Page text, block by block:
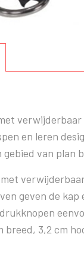
en leren
van plan
geven de
3,2 cm